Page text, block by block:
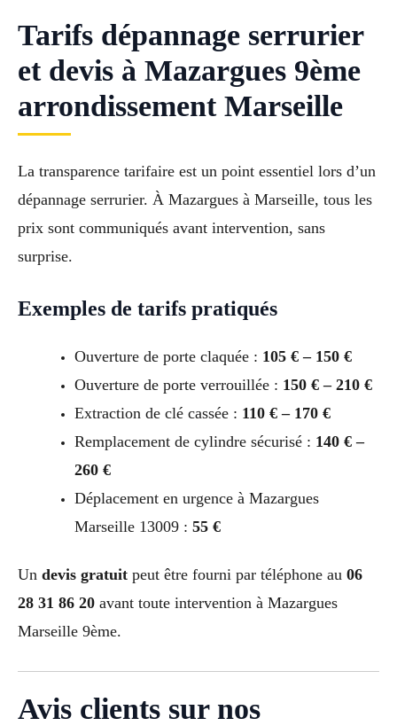
Tarifs dépannage serrurier
et devis à Mazargues 9ème
arrondissement Marseille
La transparence tarifaire est un point essentiel lors d’un
dépannage serrurier. À Mazargues à Marseille, tous les
prix sont communiqués avant intervention, sans
surprise.
Exemples de tarifs pratiqués
Ouverture de porte claquée : 105 € – 150 €
Ouverture de porte verrouillée : 150 € – 210 €
Extraction de clé cassée : 110 € – 170 €
Remplacement de cylindre sécurisé : 140 € –
260 €
Déplacement en urgence à Mazargues
Marseille 13009 : 55 €
Un devis gratuit peut être fourni par téléphone au 06
28 31 86 20 avant toute intervention à Mazargues
Marseille 9ème.
Avis clients sur nos